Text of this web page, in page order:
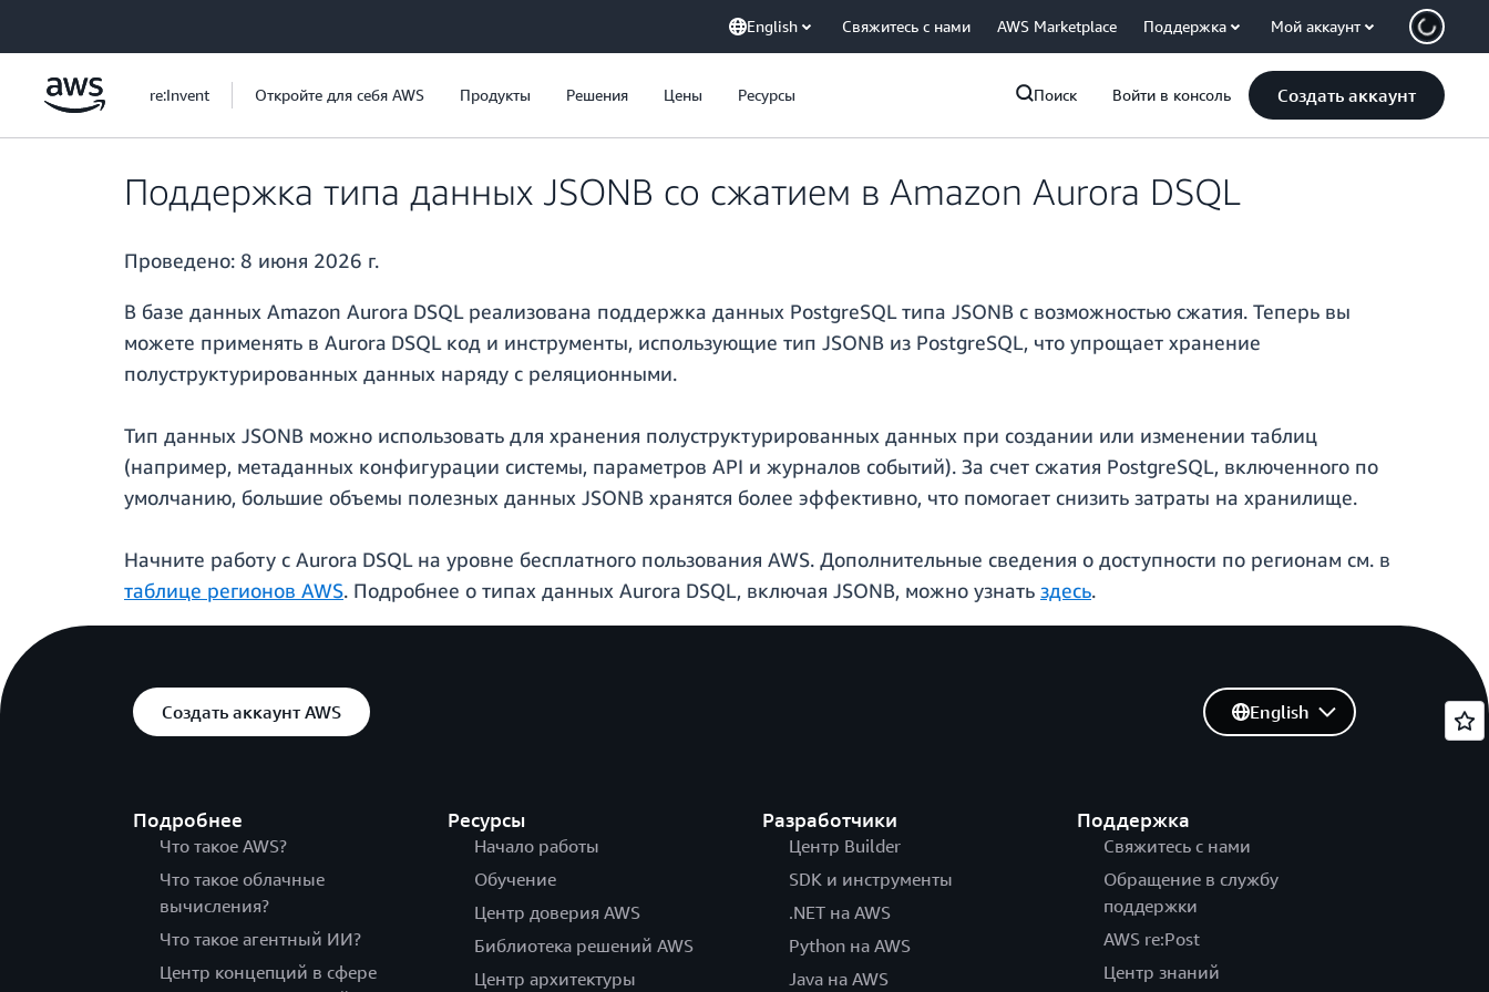
English Свяжитесь с нами AWS Marketplace Поддержка Мой аккаунт
re:Invent Откройте для себя AWS Продукты Решения Цены Ресурсы Поиск Войти в консоль Создать аккаунт
Поддержка типа данных JSONB со сжатием в Amazon Aurora DSQL
Проведено: 8 июня 2026 г.
В базе данных Amazon Aurora DSQL реализована поддержка данных PostgreSQL типа JSONB с возможностью сжатия. Теперь вы
можете применять в Aurora DSQL код и инструменты, использующие тип JSONB из PostgreSQL, что упрощает хранение
полуструктурированных данных наряду с реляционными.
Тип данных JSONB можно использовать для хранения полуструктурированных данных при создании или изменении таблиц
(например, метаданных конфигурации системы, параметров API и журналов событий). За счет сжатия PostgreSQL, включенного по
умолчанию, большие объемы полезных данных JSONB хранятся более эффективно, что помогает снизить затраты на хранилище.
Начните работу с Aurora DSQL на уровне бесплатного пользования AWS. Дополнительные сведения о доступности по регионам см. в
таблице регионов AWS. Подробнее о типах данных Aurora DSQL, включая JSONB, можно узнать здесь.
Создать аккаунт AWS
Подробнее
Что такое AWS?
Что такое облачные
вычисления?
Что такое агентный ИИ?
Центр концепций в сфере
Ресурсы
Начало работы
Обучение
Центр доверия AWS
Библиотека решений AWS
Центр архитектуры
Разработчики
Центр Builder
SDK и инструменты
.NET на AWS
Python на AWS
Java на AWS
Поддержка
Свяжитесь с нами
Обращение в службу
поддержки
AWS re:Post
Центр знаний
English